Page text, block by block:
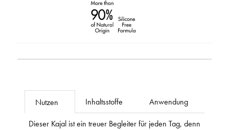
Nutzen Inhaltsstoffe Anwendung
Dieser Kajal ist ein treuer Begleiter für jeden Tag, denn